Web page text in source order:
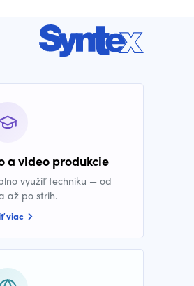
a video produkcie
využiť techniku — od
až po strih.
viac